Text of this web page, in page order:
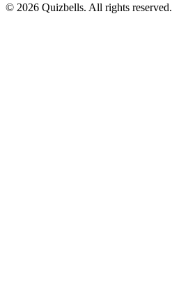
© 2026 Quizbells. All rights reserved.